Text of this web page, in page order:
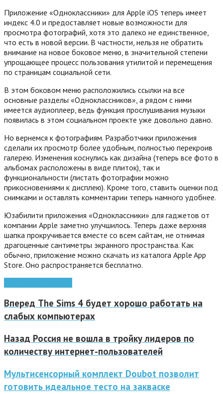
Приложение «Одноклассники» для Apple iOS теперь имеет
индекс 4.0 и предоставляет новые возможности для
просмотра фотографий, хотя это далеко не единственное,
что есть в новой версии. В частности, нельзя не обратить
внимание на новое боковое меню, в значительной степени
упрощающее процесс пользования утилитой и перемещения
по страницам социальной сети.
В этом боковом меню расположились ссылки на все
основные разделы «Одноклассников», а рядом с ними
имеется аудиоплеер, ведь функция прослушивания музыки
появилась в этом социальном проекте уже довольно давно.
Но вернемся к фотографиям. Разработчики приложения
сделали их просмотр более удобным, полностью перекроив
галерею. Изменения коснулись как дизайна (теперь все фото в
альбомах расположены в виде плиток), так и
функциональности (листать фотографии можно
прикосновениями к дисплею). Кроме того, ставить оценки под
снимками и оставлять комментарии теперь намного удобнее.
Юзабилити приложения «Одноклассники» для гаджетов от
компании Apple заметно улучшилось. Теперь даже верхняя
шапка прокручивается вместе со всем сайтам, не отнимая
драгоценные сантиметры экранного пространства. Как
обычно, приложение можно скачать из каталога Apple App
Store. Оно распространяется бесплатно.
Вперед The Sims 4 будет хорошо работать на
слабых компьютерах
Назад Россия не вошла в тройку лидеров по
количеству интернет-пользователей
Мультисенсорный комплект Doubot позволит
готовить идеальное тесто на закваске